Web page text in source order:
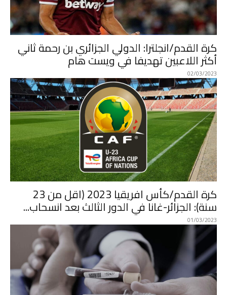
كرة القدم/انجلترا: الدولي الجزائري بن رحمة ثاني
أكثر اللاعبين تهديفا في ويست هام
02/03/2023
كرة القدم/كأس افريقيا 2023 (اقل من 23
سنة): الجزائر-غانا في الدور الثالث بعد انسحاب...
01/03/2023